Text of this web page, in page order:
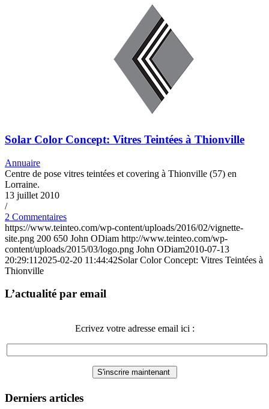
Solar Color Concept: Vitres Teintées à Thionville
Annuaire
Centre de pose vitres teintées et covering à Thionville (57) en
Lorraine.
13 juillet 2010
/
2 Commentaires
https://www.teinteo.com/wp-content/uploads/2016/02/vignette-
site.png 200 650 John ODiam http://www.teinteo.com/wp-
content/uploads/2015/03/logo.png John ODiam2010-07-13
20:29:11 2025-02-20 11:44:42Solar Color Concept: Vitres Teintées à
Thionville
L’actualité par email
Ecrivez votre adresse email ici :
Derniers articles